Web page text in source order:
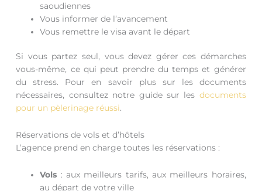
saoudiennes
Vous informer de l’avancement
Vous remettre le visa avant le départ
Si vous partez seul, vous devez gérer ces démarches
vous-même, ce qui peut prendre du temps et générer
du stress. Pour en savoir plus sur les documents
nécessaires, consultez notre guide sur les documents
pour un pèlerinage réussi.
Réservations de vols et d’hôtels
L’agence prend en charge toutes les réservations :
Vols : aux meilleurs tarifs, aux meilleurs horaires,
au départ de votre ville